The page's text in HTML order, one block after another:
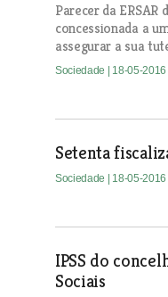
Parecer da
concessionada a
assegurar a sua
Sociedade | 18-05-2016
Setenta
Sociedade | 18-05-2016
IPSS do
Sociais